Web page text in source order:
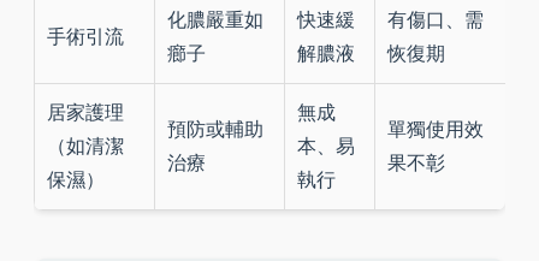
手術引流
化膿嚴重如
癤子
快速緩
解膿液
有傷口、需
恢復期
居家護理
（如清潔
保濕）
預防或輔助
治療
無成
本、易
執行
單獨使用效
果不彰